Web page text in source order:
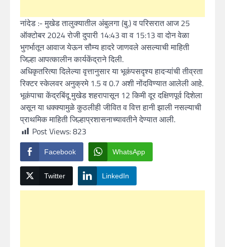
नांदेड :- मुखेड तालुक्यातील अंबुलगा (बु.) व परिसरात आज 25
ऑक्टोबर 2024 रोजी दुपारी 14:43 वा व 15:13 वा दोन वेळा
भुगर्भातून आवाज येऊन सौम्य हादरे जाणवले असल्याची माहिती
जिल्हा आपत्कालीन कार्यकेंद्राने दिली.
अधिकृतरित्या दिलेल्या वृत्तानुसार या भूकंपसदृश्य हादऱ्यांची तीव्रता
रिक्टर स्केलवर अनुक्रमे 1.5 व 0.7 अशी नोंदविण्यात आलेली आहे.
भूकंपाचा केंद्रबिंदू मुखेड शहरापासून 12 किमी दूर दक्षिणपूर्व दिशेला
असून या धक्क्यामुळे कुठलीही जीवित व वित्त हानी झाली नसल्याची
प्राथमिक माहिती जिल्हाप्रशासनाच्यावतीने देण्यात आली.
Post Views:823
Facebook WhatsApp
Twitter LinkedIn